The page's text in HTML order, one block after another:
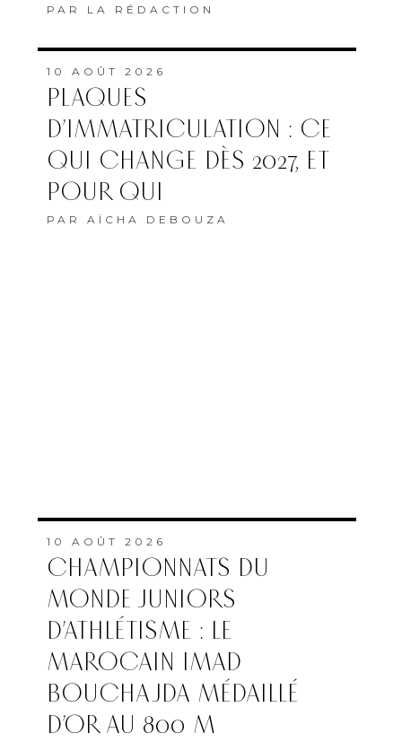
PAR LA RÉDACTION
10 AOÛT 2026
PLAQUES
D’IMMATRICULATION : CE
QUI CHANGE DÈS 2027, ET
POUR QUI
PAR AÏCHA DEBOUZA
10 AOÛT 2026
CHAMPIONNATS DU
MONDE JUNIORS
D’ATHLÉTISME : LE
MAROCAIN IMAD
BOUCHAJDA MÉDAILLÉ
D’OR AU 800 M